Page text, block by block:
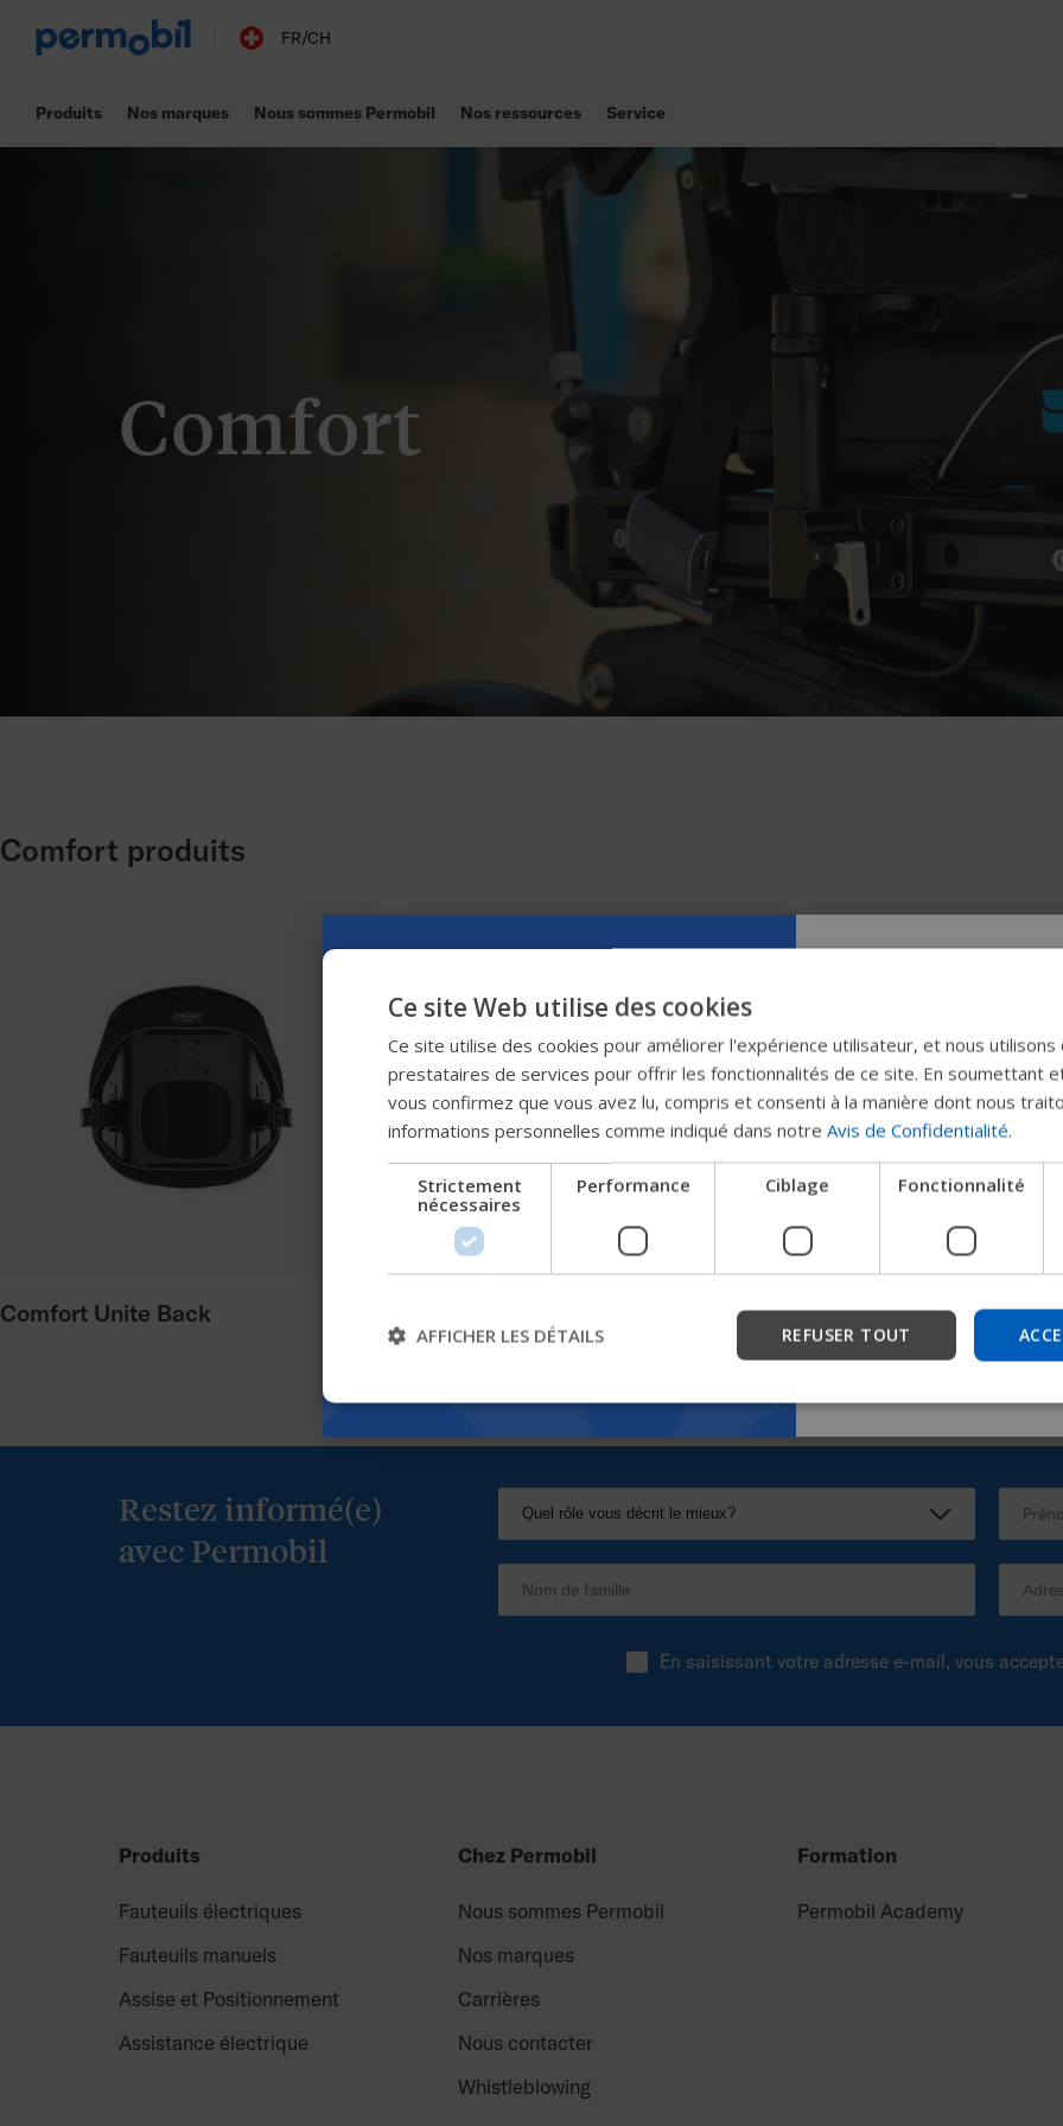
FR/CH
Produits Nos marques Nous sommes Permobil Nos ressources Service
Comfort
Comfort produits
Comfort Unite Back Comfort Relief
Restez informé(e)
avec Permobil
En saisissant votre adresse e-mail, vous
Produits
Fauteuils électriques
Fauteuils manuels
Assise et Positionnement
Assistance électrique
Chez Permobil
Nous sommes Permobil
Nos marques
Carrières
Nous contacter
Whistleblowing
Formation
Permobil Academy
nouveau
Permobil
Nous testons un moyen
les produits, d'obtenir des
l'entreprise et de trouver
Commencer
Ce site Web utilise des cookies
Ce site utilise des cookies pour améliorer l'expérience utilisateur, et nous
prestataires de services pour offrir les fonctionnalités de ce site. En soumettant
vous confirmez que vous avez lu, compris et consenti à la manière dont nous
informations personnelles comme indiqué dans notre Avis de Confidentialité.
Strictement
nécessaires
Performance Ciblage Fonctionnalité
REFUSER TOUT
AFFICHER LES DÉTAILS